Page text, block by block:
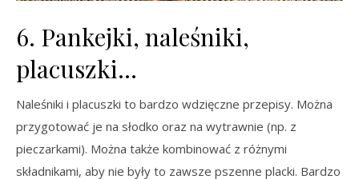
6. Pankejki, naleśniki,
placuszki…
Naleśniki i placuszki to bardzo wdzięczne przepisy. Można
przygotować je na słodko oraz na wytrawnie (np. z
pieczarkami). Można także kombinować z różnymi
składnikami, aby nie były to zawsze pszenne placki. Bardzo